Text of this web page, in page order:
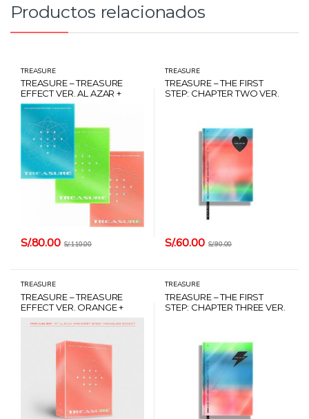
Productos relacionados
TREASURE
TREASURE – TREASURE
EFFECT VER. AL AZAR +
POSTER + CARD HANTEO
S/.80.00 S/.110.00
TREASURE
TREASURE – THE FIRST
STEP: CHAPTER TWO VER.
S/.60.00 S/.90.00
TREASURE
TREASURE – TREASURE
EFFECT VER. ORANGE +
POSTER + CARD HANTEO
TREASURE
TREASURE – THE FIRST
STEP: CHAPTER THREE VER.